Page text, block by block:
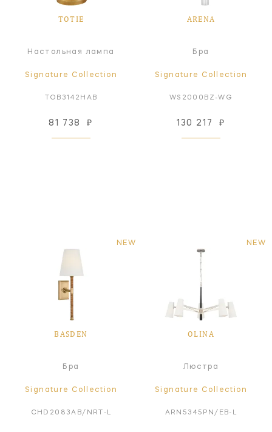
TOTIE
Настольная лампа
Signature Collection
TOB3142HAB
81 738 ₽
ARENA
Бра
Signature Collection
WS2000BZ-WG
130 217 ₽
NEW
BASDEN
Бра
Signature Collection
CHD2083AB/NRT-L
NEW
OLINA
Люстра
Signature Collection
ARN5345PN/EB-L